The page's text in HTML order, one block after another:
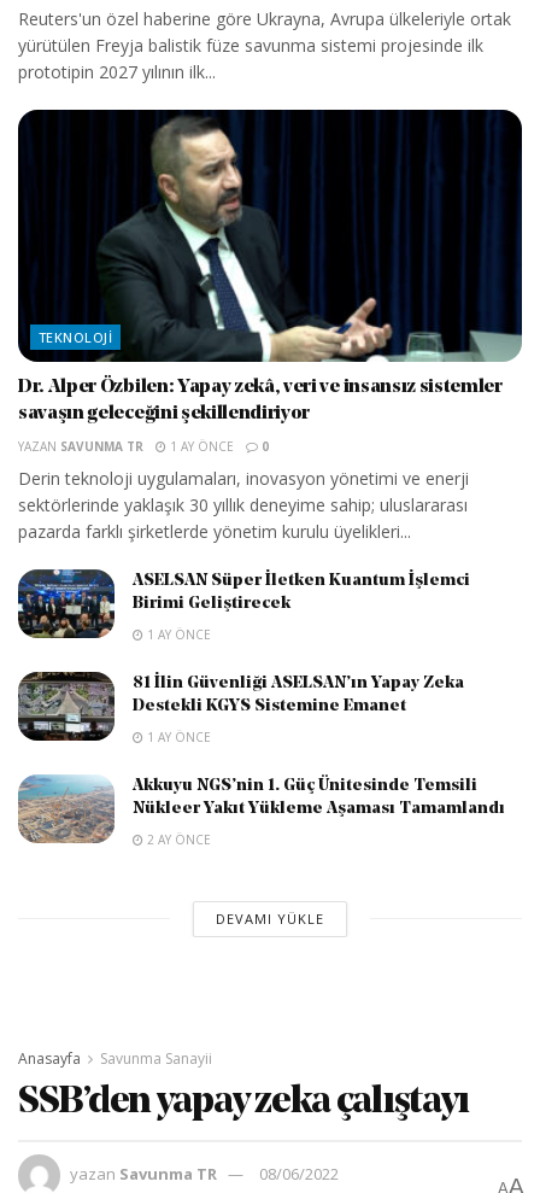
Reuters'un özel haberine göre Ukrayna, Avrupa ülkeleriyle ortak
yürütülen Freyja balistik füze savunma sistemi projesinde ilk
prototipin 2027 yılının ilk...
TEKNOLOJI
Dr. Alper Özbilen: Yapay zekâ, veri ve insansız sistemler
savaşın geleceğini şekillendiriyor
YAZAN SAVUNMA TR 1 AY ÖNCE 0
Derin teknoloji uygulamaları, inovasyon yönetimi ve enerji
sektörlerinde yaklaşık 30 yıllık deneyime sahip; uluslararası
pazarda farklı şirketlerde yönetim kurulu üyelikleri...
ASELSAN Süper İletken Kuantum İşlemci
Birimi Geliştirecek
1 AY ÖNCE
81 İlin Güvenliği ASELSAN’ın Yapay Zeka
Destekli KGYS Sistemine Emanet
1 AY ÖNCE
Akkuyu NGS’nin 1. Güç Ünitesinde Temsili
Nükleer Yakıt Yükleme Aşaması Tamamlandı
2 AY ÖNCE
DEVAMI YÜKLE
Anasayfa Savunma Sanayii
SSB’den yapay zeka çalıştayı
yazan Savunma TR 08/06/2022
AA